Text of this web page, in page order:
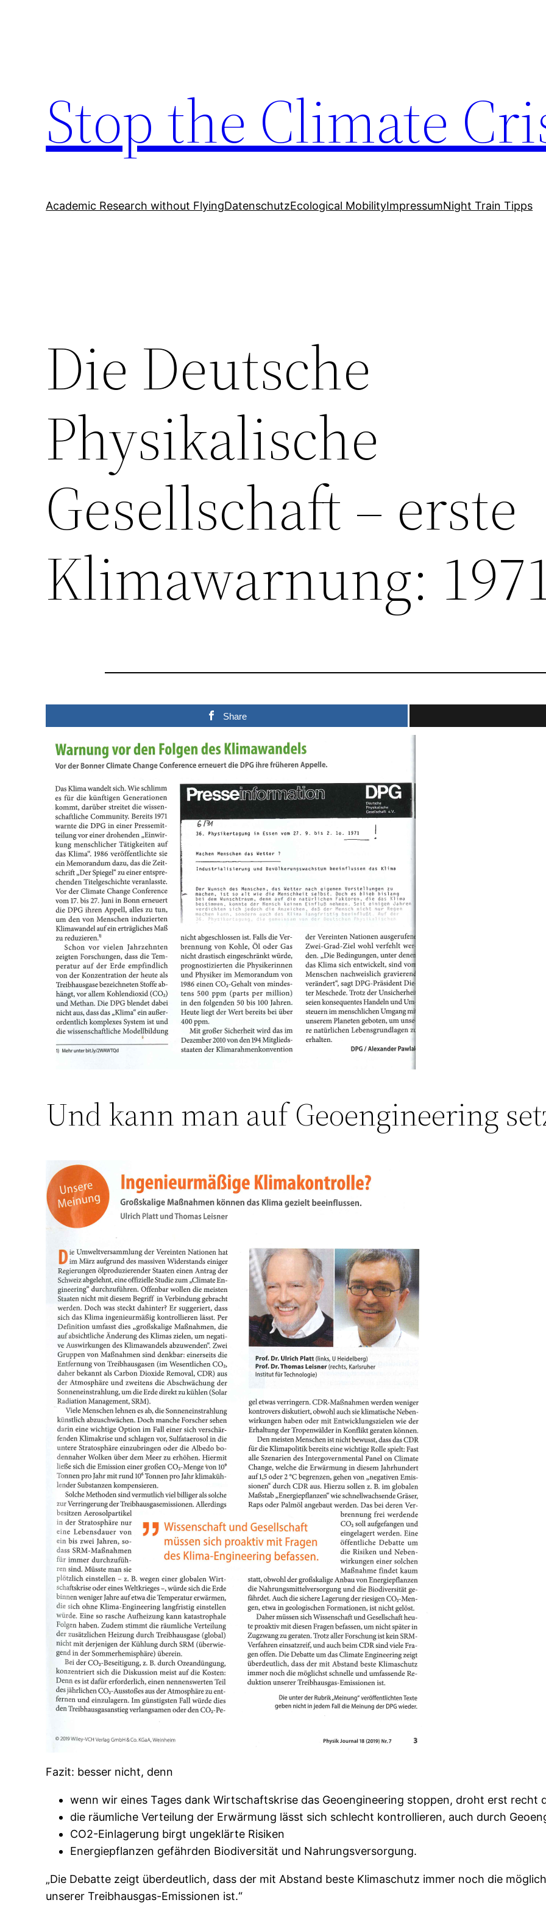
Stop the Climate
Academic Research without FlyingDatenschutzEcological MobilityImpressumNight Train Tipps
Die Deutsche
Physikalische
Gesellschaft – erste
Klimawarnung:
Share
Und kann man auf Geoengineering
Fazit: besser nicht, denn
wenn wir eines Tages dank Wirtschaftskrise das Geoengineering stoppen, droht erst recht
die räumliche Verteilung der Erwärmung lässt sich schlecht kontrollieren, auch durch
CO2-Einlagerung birgt ungeklärte Risiken
Energiepflanzen gefährden Biodiversität und Nahrungsversorgung.
„Die Debatte zeigt überdeutlich, dass der mit Abstand beste Klimaschutz immer noch die
unserer Treibhausgas-Emissionen ist.“